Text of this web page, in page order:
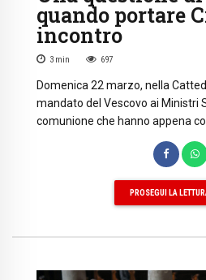
quando portare
incontro
3 min 697
Domenica 22 marzo, nella
mandato del Vescovo ai Ministri
comunione che hanno appena
PROSEGUI LA